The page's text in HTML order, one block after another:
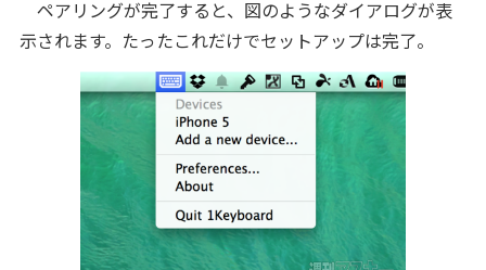
ペアリングが完了すると、図のようなダイアログが表
示されます。たったこれだけでセットアップは完了。